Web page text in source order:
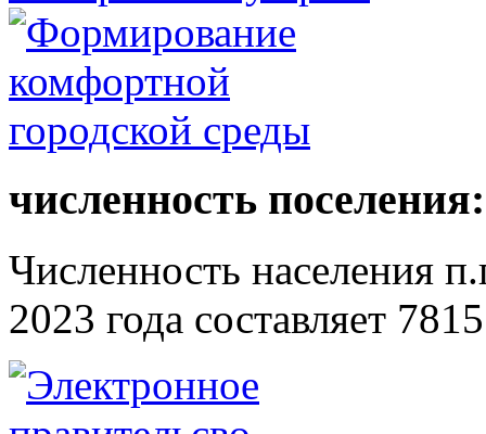
численность поселения:
Численность населения
2023 года составляет